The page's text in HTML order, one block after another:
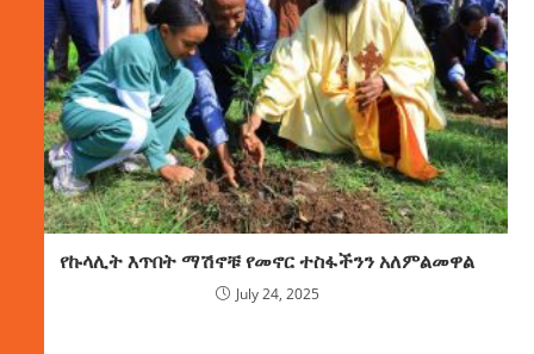
የኩላሊት እጥበት ማሽኖቹ የመኖር ተስፋችንን አለምልመዋል
July 24, 2025